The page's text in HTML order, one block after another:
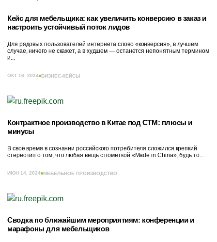
Кейс для мебельщика: как увеличить конверсию в заказ и
настроить устойчивый поток лидов
Для рядовых пользователей интернета слово «конверсия», в лучшем
случае, ничего не скажет, а в худшем — останется непонятным термином
и...
ОКТ 16, 2024 БИЗНЕС-КЕЙСЫ
Контрактное производство в Китае под СТМ: плюсы и
минусы
В своё время в сознании российского потребителя сложился крепкий
стереотип о том, что любая вещь с пометкой «Made in China», будь то...
ИЮН 14, 2024 МЕБЕЛЬНОЕ ПРОИЗВОДСТВО
Сводка по ближайшим мероприятиям: конференции и
марафоны для мебельщиков